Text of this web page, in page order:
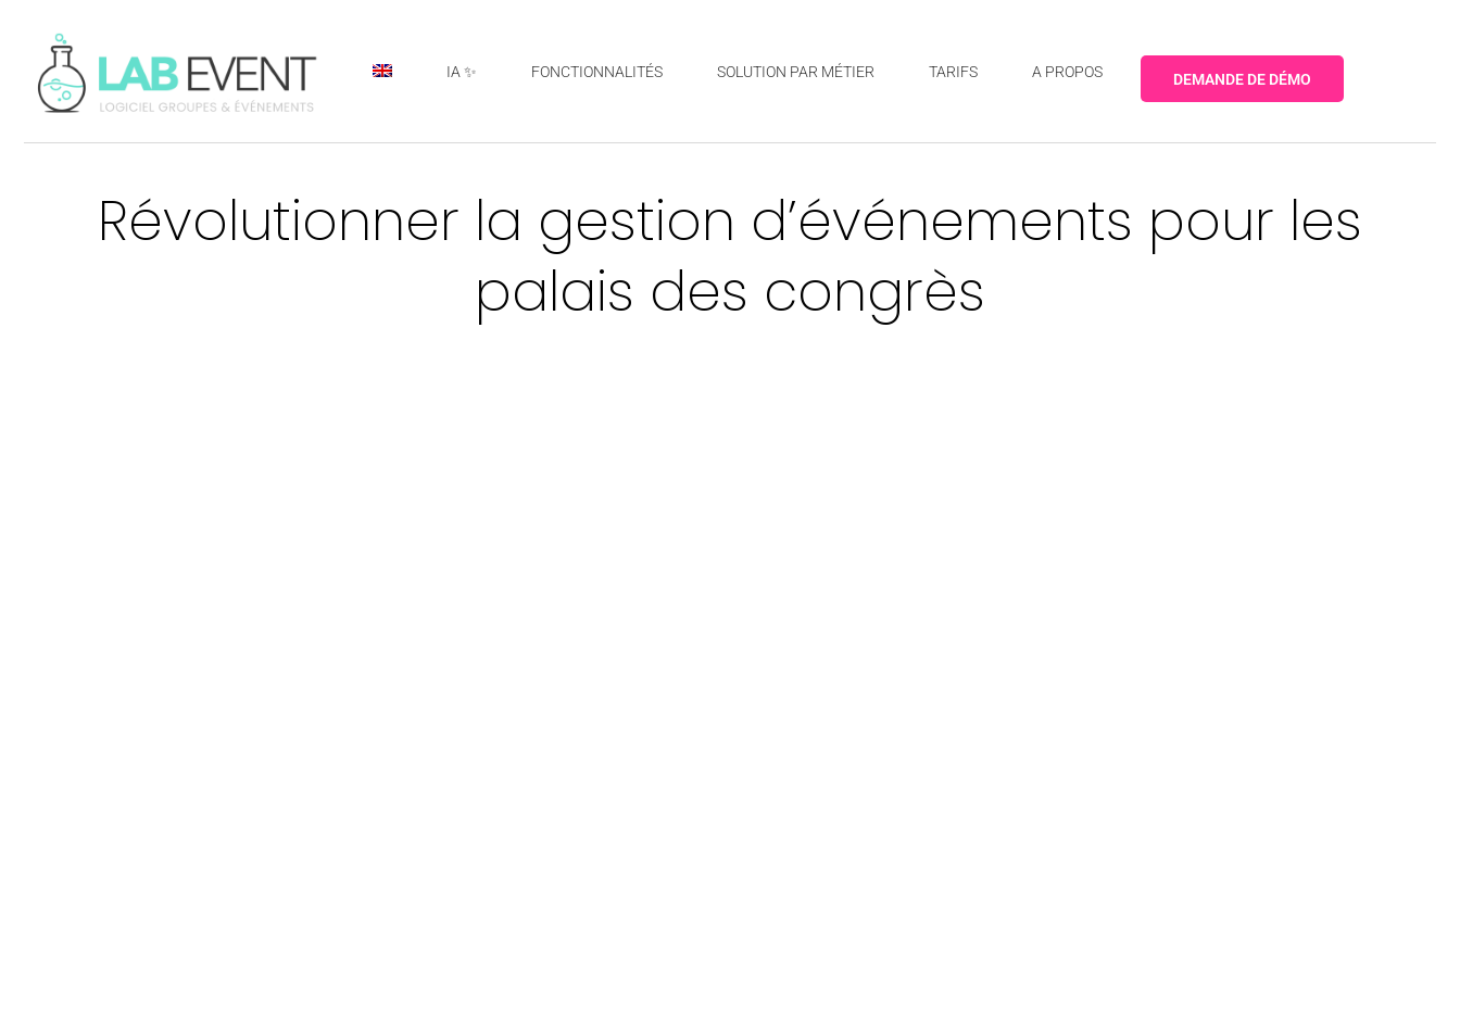
IA ✨ FONCTIONNALITÉS SOLUTION PAR MÉTIER TARIFS A PROPOS DEMANDE DE DÉMO
Révolutionner la gestion d’événements pour les
palais des congrès